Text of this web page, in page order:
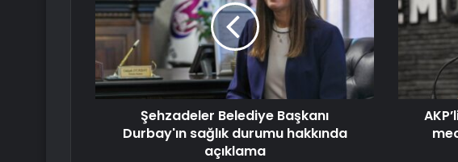
Şehzadeler Belediye Başkanı
Durbay'ın sağlık durumu hakkında
açıklama